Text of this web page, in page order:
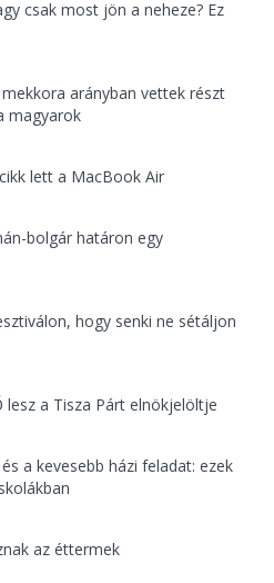
csak most jön a neheze? Ez
arányban vettek részt
magyarok
lett a MacBook Air
bolgár határon egy
hogy senki ne sétáljon
lesz a Tisza Párt elnökjelöltje
a kevesebb házi feladat: ezek
az éttermek